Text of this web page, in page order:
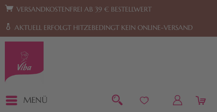
Zur Hauptnavigation springen Zum Footer springen
VERSANDKOSTENFREI AB 39 € BESTELLWERT
AKTUELL ERFOLGT HITZEBEDINGT KEIN ONLINE-VERSAND
MENÜ